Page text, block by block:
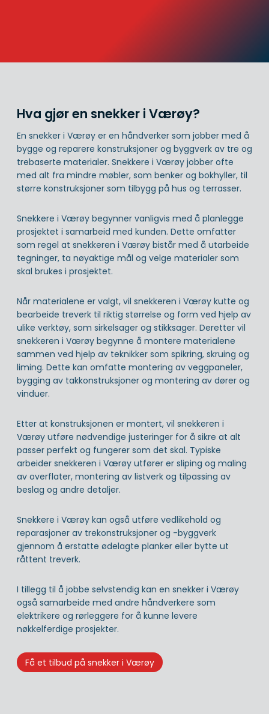
Hva gjør en snekker i Værøy?
En snekker i Værøy er en håndverker som jobber med å
bygge og reparere konstruksjoner og byggverk av tre og
trebaserte materialer. Snekkere i Værøy jobber ofte
med alt fra mindre møbler, som benker og bokhyller, til
større konstruksjoner som tilbygg på hus og terrasser.
Snekkere i Værøy begynner vanligvis med å planlegge
prosjektet i samarbeid med kunden. Dette omfatter
som regel at snekkeren i Værøy bistår med å utarbeide
tegninger, ta nøyaktige mål og velge materialer som
skal brukes i prosjektet.
Når materialene er valgt, vil snekkeren i Værøy kutte og
bearbeide treverk til riktig størrelse og form ved hjelp av
ulike verktøy, som sirkelsager og stikksager. Deretter vil
snekkeren i Værøy begynne å montere materialene
sammen ved hjelp av teknikker som spikring, skruing og
liming. Dette kan omfatte montering av veggpaneler,
bygging av takkonstruksjoner og montering av dører og
vinduer.
Etter at konstruksjonen er montert, vil snekkeren i
Værøy utføre nødvendige justeringer for å sikre at alt
passer perfekt og fungerer som det skal. Typiske
arbeider snekkeren i Værøy utfører er sliping og maling
av overflater, montering av listverk og tilpassing av
beslag og andre detaljer.
Snekkere i Værøy kan også utføre vedlikehold og
reparasjoner av trekonstruksjoner og -byggverk
gjennom å erstatte ødelagte planker eller bytte ut
råttent treverk.
I tillegg til å jobbe selvstendig kan en snekker i Værøy
også samarbeide med andre håndverkere som
elektrikere og rørleggere for å kunne levere
nøkkelferdige prosjekter.
Få et tilbud på snekker i Værøy